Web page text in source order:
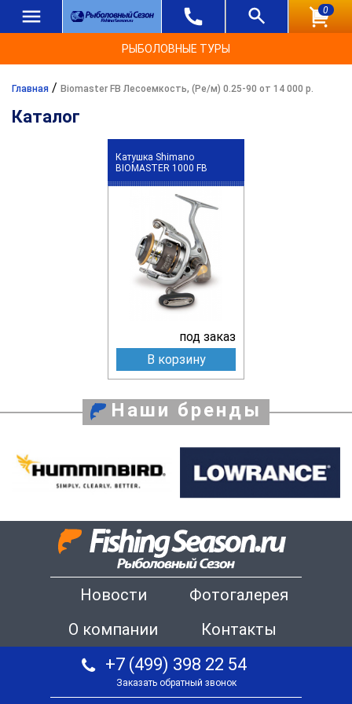
0
РЫБОЛОВНЫЕ ТУРЫ
Главная / Biomaster FB Лесоемкость, (Ре/м) 0.25-90 от 14 000 р.
Каталог
Катушка Shimano
BIOMASTER 1000 FB
под заказ
В корзину
Наши бренды
Новости
Фотогалерея
О компании
Контакты
+7 (499) 398 22 54
Заказать обратный звонок